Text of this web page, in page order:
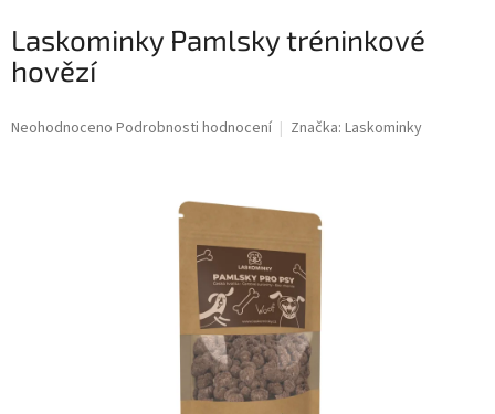
Laskominky Pamlsky tréninkové
hovězí
Průměrné
Neohodnoceno Podrobnosti hodnocení Značka: Laskominky